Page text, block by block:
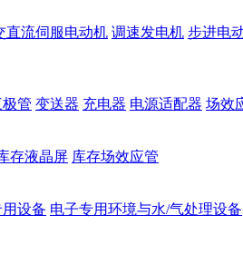
直流伺服电动机 调速发电机 步进电
极管 变送器 充电器 电源适配器 场效
存液晶屏 库存场效应管
设备 电子专用环境与水/气处理设备